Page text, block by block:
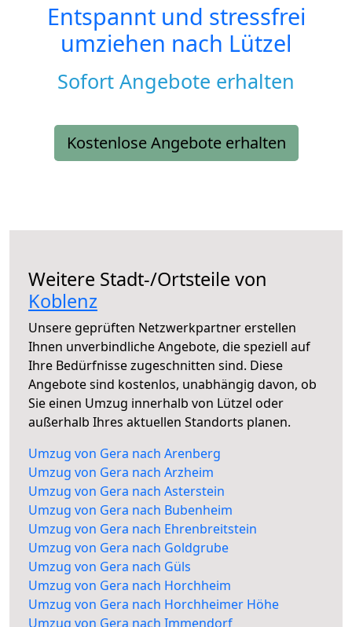
Entspannt und stressfrei
umziehen nach Lützel
Sofort Angebote erhalten
Kostenlose Angebote erhalten
Weitere Stadt-/Ortsteile von
Koblenz
Unsere geprüften Netzwerkpartner erstellen
Ihnen unverbindliche Angebote, die speziell auf
Ihre Bedürfnisse zugeschnitten sind. Diese
Angebote sind kostenlos, unabhängig davon, ob
Sie einen Umzug innerhalb von Lützel oder
außerhalb Ihres aktuellen Standorts planen.
Umzug von Gera nach Arenberg
Umzug von Gera nach Arzheim
Umzug von Gera nach Asterstein
Umzug von Gera nach Bubenheim
Umzug von Gera nach Ehrenbreitstein
Umzug von Gera nach Goldgrube
Umzug von Gera nach Güls
Umzug von Gera nach Horchheim
Umzug von Gera nach Horchheimer Höhe
Umzug von Gera nach Immendorf